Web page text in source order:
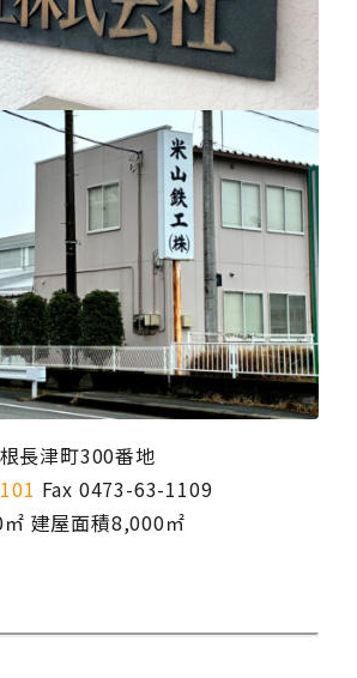
長津町300番地
Fax 0473-63-1109
建屋面積8,000㎡